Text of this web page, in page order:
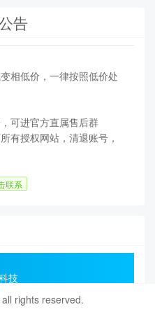
all rights reserved.